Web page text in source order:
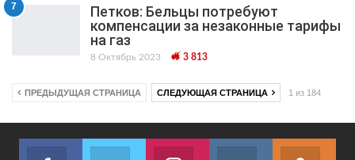
7
Петков: Бельцы потребуют
компенсации за незаконные тарифы
на газ
8 Октябрь 2023 3 813
ПРЕДЫДУЩАЯ СТРАНИЦА СЛЕДУЮЩАЯ СТРАНИЦА 1 из 184